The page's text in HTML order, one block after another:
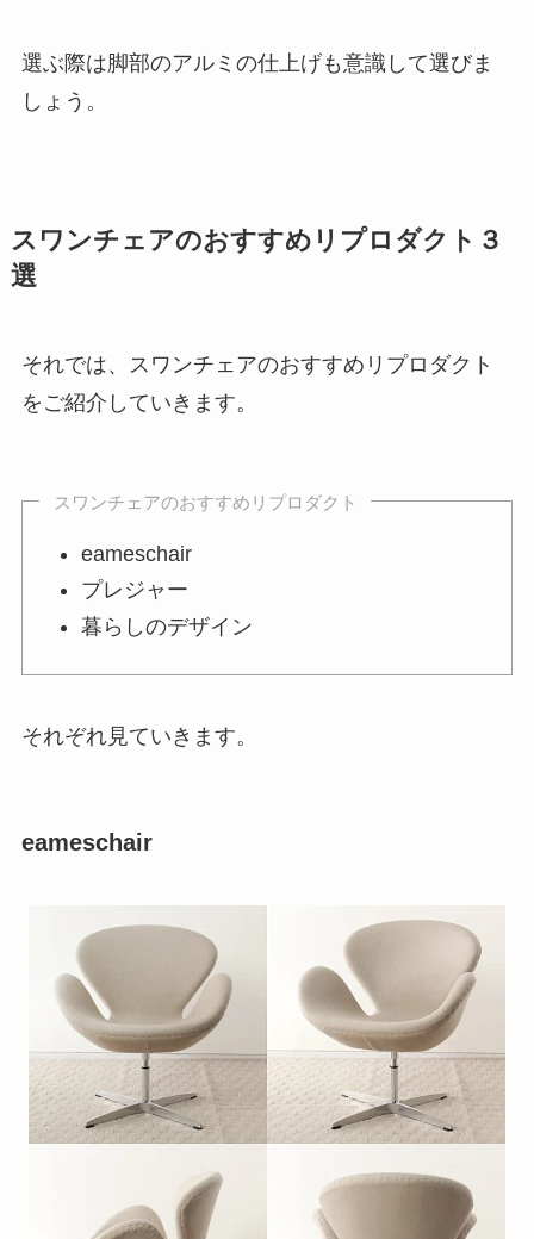
選ぶ際は脚部のアルミの仕上げも意識して選びま
しょう。
スワンチェアのおすすめリプロダクト３
選
それでは、スワンチェアのおすすめリプロダクト
をご紹介していきます。
スワンチェアのおすすめリプロダクト
eameschair
プレジャー
暮らしのデザイン
それぞれ見ていきます。
eameschair